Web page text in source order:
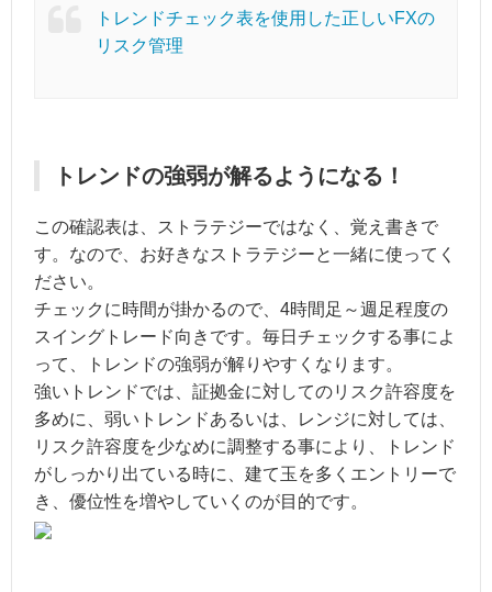
トレンドチェック表を使用した正しいFXの
リスク管理
トレンドの強弱が解るようになる！
この確認表は、ストラテジーではなく、覚え書きで
す。なので、お好きなストラテジーと一緒に使ってく
ださい。
チェックに時間が掛かるので、4時間足～週足程度の
スイングトレード向きです。毎日チェックする事によ
って、トレンドの強弱が解りやすくなります。
強いトレンドでは、証拠金に対してのリスク許容度を
多めに、弱いトレンドあるいは、レンジに対しては、
リスク許容度を少なめに調整する事により、トレンド
がしっかり出ている時に、建て玉を多くエントリーで
き、優位性を増やしていくのが目的です。